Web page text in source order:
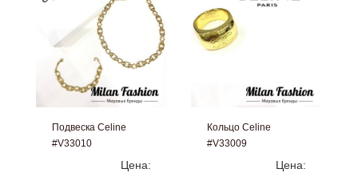
Подвеска Celine
#V33010
Цена:
Кольцо Celine
#V33009
Цена: